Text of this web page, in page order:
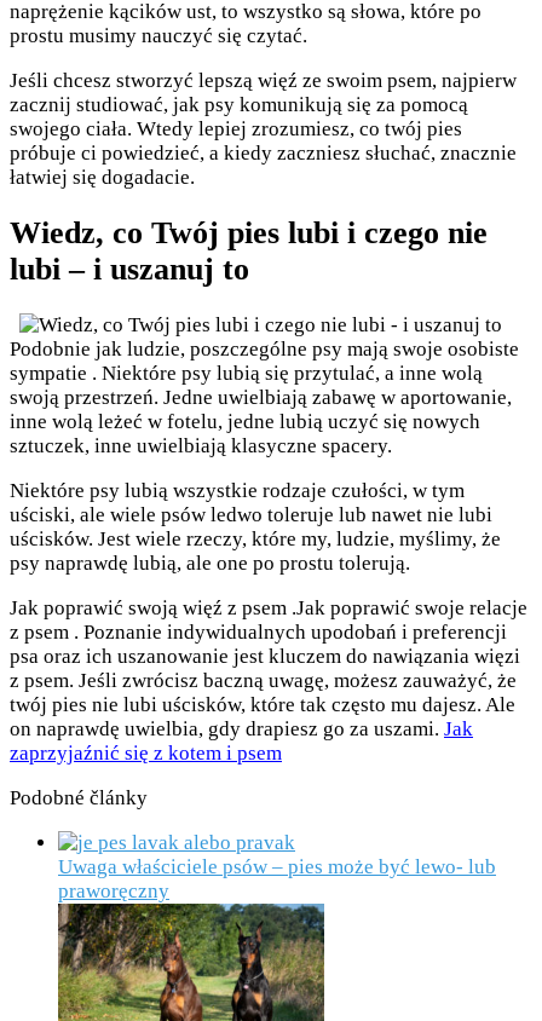
naprężenie kącików ust, to wszystko są słowa, które po
prostu musimy nauczyć się czytać.
Jeśli chcesz stworzyć lepszą więź ze swoim psem, najpierw
zacznij studiować, jak psy komunikują się za pomocą
swojego ciała. Wtedy lepiej zrozumiesz, co twój pies
próbuje ci powiedzieć, a kiedy zaczniesz słuchać, znacznie
łatwiej się dogadacie.
Wiedz, co Twój pies lubi i czego nie
lubi – i uszanuj to
Podobnie jak ludzie, poszczególne psy mają swoje osobiste
sympatie . Niektóre psy lubią się przytulać, a inne wolą
swoją przestrzeń. Jedne uwielbiają zabawę w aportowanie,
inne wolą leżeć w fotelu, jedne lubią uczyć się nowych
sztuczek, inne uwielbiają klasyczne spacery.
Niektóre psy lubią wszystkie rodzaje czułości, w tym
uściski, ale wiele psów ledwo toleruje lub nawet nie lubi
uścisków. Jest wiele rzeczy, które my, ludzie, myślimy, że
psy naprawdę lubią, ale one po prostu tolerują.
Jak poprawić swoją więź z psem .Jak poprawić swoje relacje
z psem . Poznanie indywidualnych upodobań i preferencji
psa oraz ich uszanowanie jest kluczem do nawiązania więzi
z psem. Jeśli zwrócisz baczną uwagę, możesz zauważyć, że
twój pies nie lubi uścisków, które tak często mu dajesz. Ale
on naprawdę uwielbia, gdy drapiesz go za uszami. Jak
zaprzyjaźnić się z kotem i psem
Podobné články
Uwaga właściciele psów – pies może być lewo- lub
praworęczny